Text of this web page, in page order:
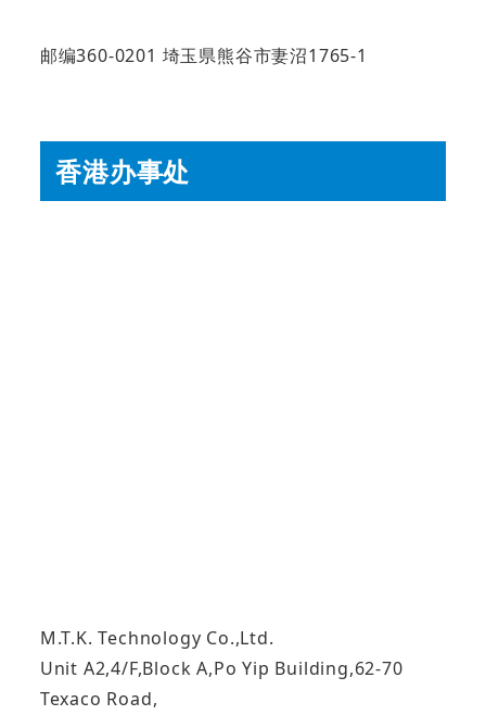
邮编360-0201 埼玉県熊谷市妻沼1765-1
香港办事处
M.T.K. Technology Co.,Ltd.
Unit A2,4/F,Block A,Po Yip Building,62-70
Texaco Road,